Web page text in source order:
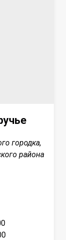
городка,
района